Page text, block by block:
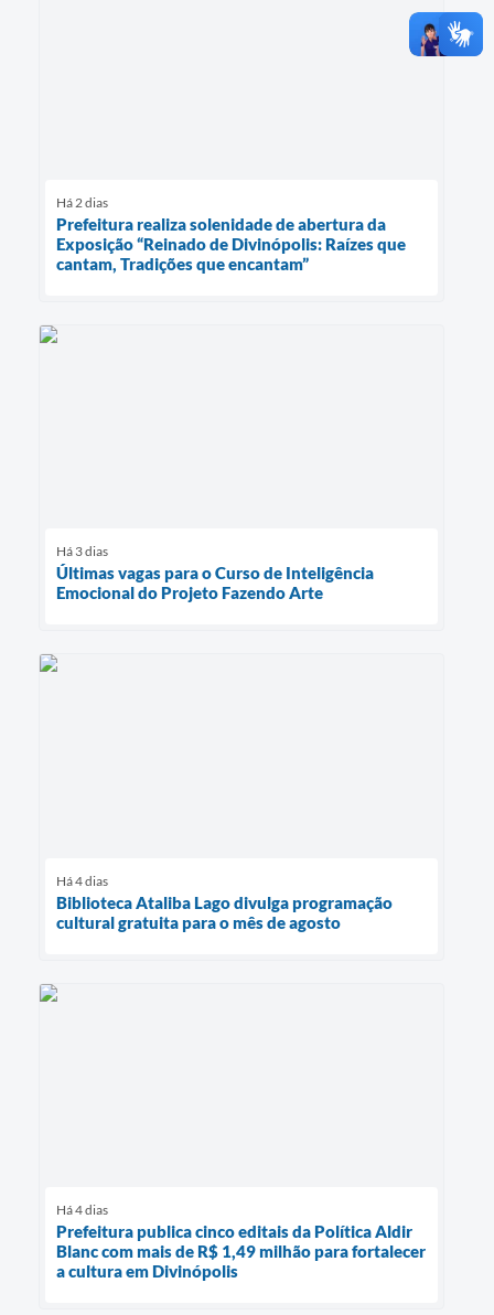
Há 2 dias
Prefeitura realiza solenidade de abertura da
Exposição “Reinado de Divinópolis: Raízes que
cantam, Tradições que encantam”
Há 3 dias
Últimas vagas para o Curso de Inteligência
Emocional do Projeto Fazendo Arte
Há 4 dias
Biblioteca Ataliba Lago divulga programação
cultural gratuita para o mês de agosto
Há 4 dias
Prefeitura publica cinco editais da Política Aldir
Blanc com mais de R$ 1,49 milhão para fortalecer
a cultura em Divinópolis